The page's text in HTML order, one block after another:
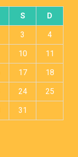
S D
3 4
10 11
17 18
24 25
31